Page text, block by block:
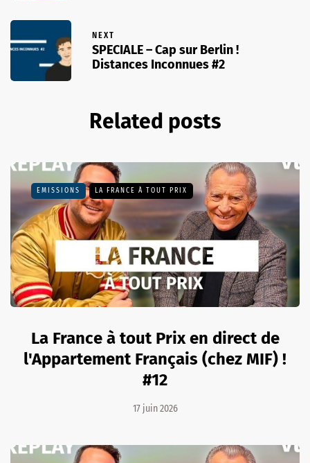
NEXT
SPECIALE – Cap sur Berlin !
Distances Inconnues #2
Related posts
EMISSIONS LA FRANCE À TOUT PRIX
La France à tout Prix en direct de
l'Appartement Français (chez MIF) !
#12
17 juin 2026